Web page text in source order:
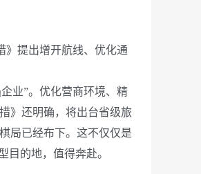
提出增开航线、优化通
业”。优化营商环境、精
》还明确，将出台省级旅
局已经布下。这不仅仅是
目的地，值得奔赴。